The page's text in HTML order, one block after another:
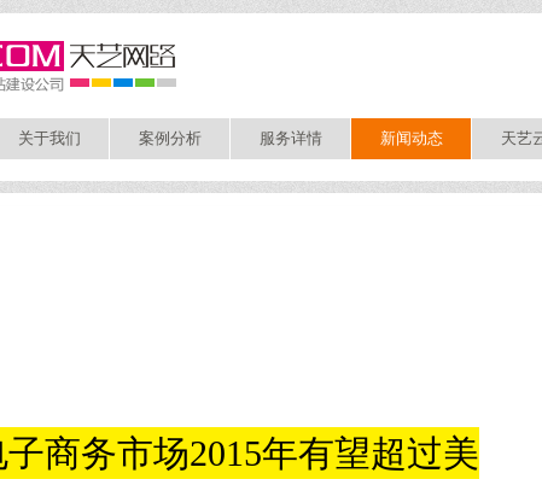
关于我们 案例分析 服务详情 新闻动态 天艺
商务市场2015年有望超过美